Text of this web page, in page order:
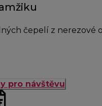
čepelí z
pro návštěvu